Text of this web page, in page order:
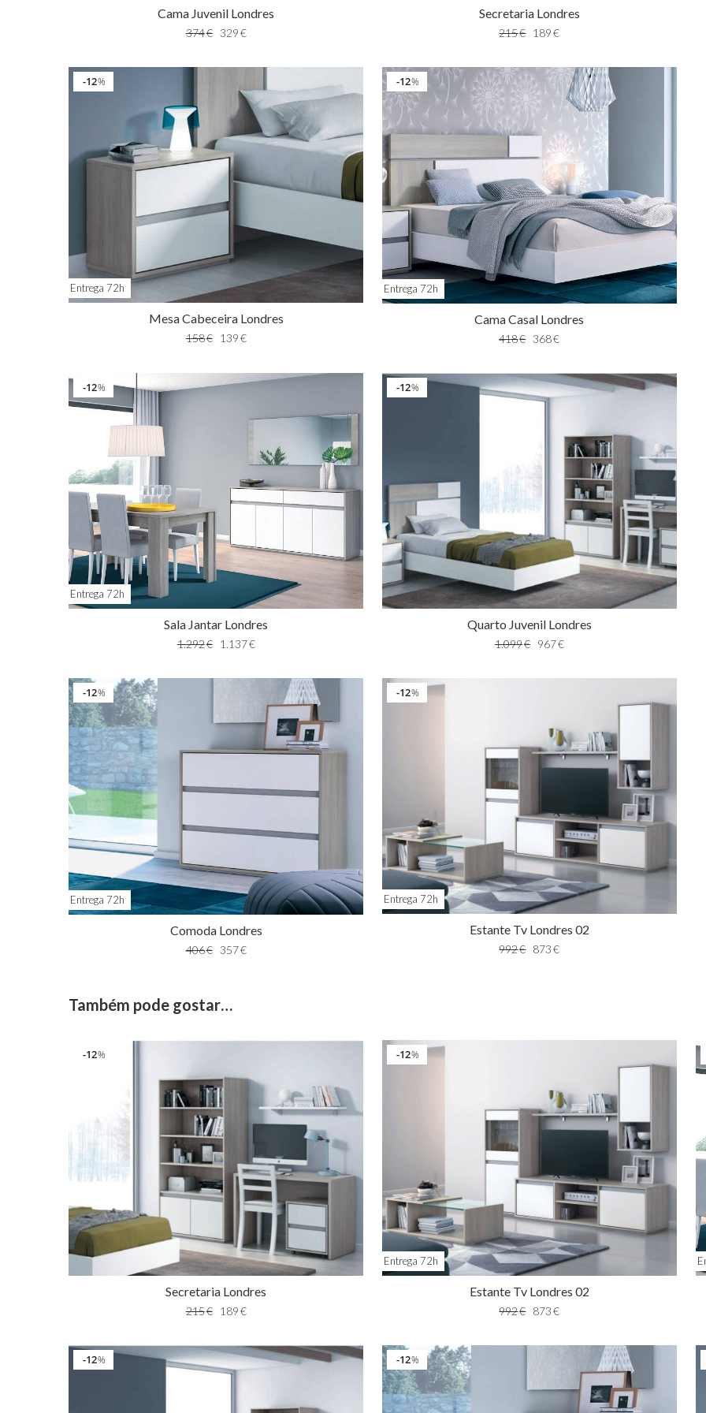
Cama Juvenil Londres
374€ 329€
Secretaria Londres
215€ 189 €
Entrega 72h
%
12
Mesa Cabeceira Londres
158€ 139€
Entrega 72h
%
12
Cama Casal Londres
418€ 368€
Entrega 72h
%
12
Sala Jantar Londres
1.292€ 1.137€
%
12
Quarto Juvenil Londres
1.099€ 967€
Entrega 72h
%
12
Comoda Londres
406€ 357€
Entrega 72h
%
12
Estante Tv Londres 02
992€ 873 €
Também pode gostar…
%
12
Secretaria Londres
215€ 189€
Entrega 72h
%
12
Estante Tv Londres 02
992€ 873 €
%
12 %
12